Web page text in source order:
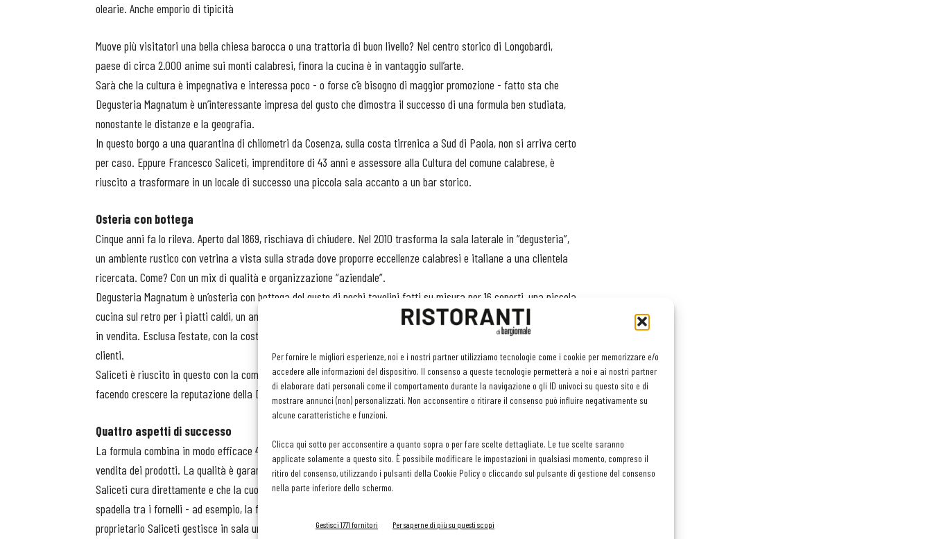
Per fornire le migliori esperienze, noi e i nostri partner utilizziamo tecnologie come i cookie per memorizzare e/o
accedere alle informazioni del dispositivo. Il consenso a queste tecnologie permetterà a noi e ai nostri partner
di elaborare dati personali come il comportamento durante la navigazione o gli ID univoci su questo sito e di
mostrare annunci (non) personalizzati. Non acconsentire o ritirare il consenso può influire negativamente su
alcune caratteristiche e funzioni.
Clicca qui sotto per acconsentire a quanto sopra o per fare scelte dettagliate. Le tue scelte saranno
applicate solamente a questo sito. È possibile modificare le impostazioni in qualsiasi momento, compreso il
ritiro del consenso, utilizzando i pulsanti della Cookie Policy o cliccando sul pulsante di gestione del consenso
nella parte inferiore dello schermo.
Gestisci 1771 fornitori Per saperne di più su questi scopi
olearie. Anche emporio di tipicità
Muove più visitatori una bella chiesa barocca o una trattoria di buon livello? Nel centro storico di Longobardi,
paese di circa 2.000 anime sui monti calabresi, finora la cucina è in vantaggio sull’arte.
Sarà che la cultura è impegnativa e interessa poco - o forse c’è bisogno di maggior promozione - fatto sta che
Degusteria Magnatum è un’interessante impresa del gusto che dimostra il successo di una formula ben studiata,
nonostante le distanze e la geografia.
In questo borgo a una quarantina di chilometri da Cosenza, sulla costa tirrenica a Sud di Paola, non si arriva certo
per caso. Eppure Francesco Saliceti, imprenditore di 43 anni e assessore alla Cultura del comune calabrese, è
riuscito a trasformare in un locale di successo una piccola sala accanto a un bar storico.
Osteria con bottega
Cinque anni fa lo rileva. Aperto dal 1869, rischiava di chiudere. Nel 2010 trasforma la sala laterale in “degusteria”,
un ambiente rustico con vetrina a vista sulla strada dove proporre eccellenze calabresi e italiane a una clientela
ricercata. Come? Con un mix di qualità e organizzazione “aziendale”.
Degusteria Magnatum è un’osteria con bottega del gusto di pochi tavolini fatti su misura per 16 coperti, una piccola
cucina sul retro per i piatti caldi, un angolo a vista per i crudi e un’area di passaggio per il bar ricca di specialità
in vendita. Esclusa l’estate, con la costa tirrenica a pochi passi, il resto dell’anno si deve lavorare sodo per attirare
clienti.
Saliceti è riuscito in questo con la competenza gastronomica, i rapporti con la stampa e le guide di settore,
facendo crescere la reputazione della Degusteria tra i buongustai.
Quattro aspetti di successo
La formula combina in modo efficace 4 aspetti: la qualità, la proposta gastronomica, la gestione degli spazi e la
vendita dei prodotti. La qualità è garantita dalla ricerca su eccellenze locali, regionali, nazionali ed estere che
Saliceti cura direttamente e che la cuoca, Giovanna Martire, trasforma in saporiti piatti caldi. Mentre la cuoca
spadella tra i fornelli - ad esempio, la frittata di patate a millefoglie o il crostino di rape, gorgonzola e salsiccia - il
proprietario Saliceti gestisce in sala un angolo dei crudi, dove prepara a vista specialità come la fesa di manzo